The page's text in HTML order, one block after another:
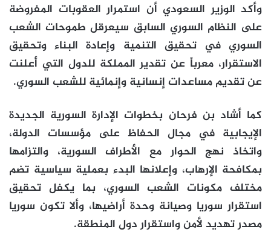
وأكد الوزير السعودي أن استمرار العقوبات المفروضة
على النظام السوري السابق سيعرقل طموحات الشعب
السوري في تحقيق التنمية وإعادة البناء وتحقيق
الاستقرار، معرباً عن تقدير المملكة للدول التي أعلنت
عن تقديم مساعدات إنسانية وإنمائية للشعب السوري.
كما أشاد بن فرحان بخطوات الإدارة السورية الجديدة
الإيجابية في مجال الحفاظ على مؤسسات الدولة،
واتخاذ نهج الحوار مع الأطراف السورية، والتزامها
بمكافحة الإرهاب، وإعلانها البدء بعملية سياسية تضم
مختلف مكونات الشعب السوري، بما يكفل تحقيق
استقرار سوريا وصيانة وحدة أراضيها، وألا تكون سوريا
مصدر تهديد لأمن واستقرار دول المنطقة.